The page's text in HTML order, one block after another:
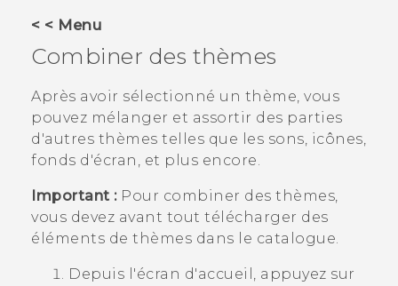
ASSISTANCE
Appareils HTC & Accessoires
Connexion
< < Menu
Combiner des thèmes
Après avoir sélectionné un thème, vous
pouvez mélanger et assortir des parties
d'autres thèmes telles que les sons, icônes,
fonds d'écran, et plus encore.
Important :Pour combiner des thèmes,
vous devez avant tout télécharger des
éléments de thèmes dans le catalogue.
Depuis l'écran d'accueil , appuyez sur